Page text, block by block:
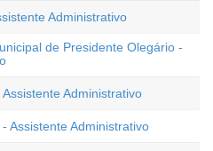
Administrativo
de Presidente Olegário -
Administrativo
Assistente Administrativo